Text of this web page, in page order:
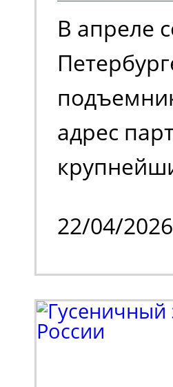
В апреле
адрес
и
также
Партнеру
22/04/2026